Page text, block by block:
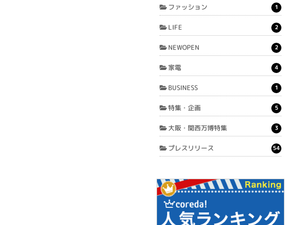
ファッション 1
LIFE 2
NEWOPEN 2
家電 4
BUSINESS 1
特集・企画 5
大阪・関西万博特集 3
プレスリリース 54